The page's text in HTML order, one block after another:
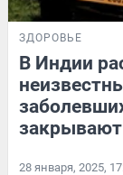
ЗДОРОВЬЕ
В Индии
закрывают
28 января, 2025,